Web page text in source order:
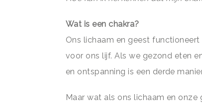
Wat is een chakra?
Ons lichaam en geest
voor ons lijf. Als we gezond eten
en ontspanning is een derde
Maar wat als ons lichaam en